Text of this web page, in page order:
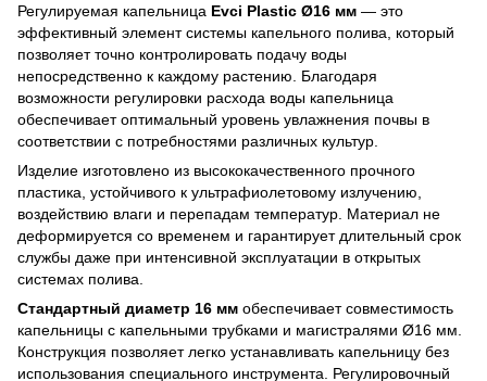
Регулируемая капельница Evci Plastic Ø16 мм — это
эффективный элемент системы капельного полива, который
позволяет точно контролировать подачу воды
непосредственно к каждому растению. Благодаря
возможности регулировки расхода воды капельница
обеспечивает оптимальный уровень увлажнения почвы в
соответствии с потребностями различных культур.
Изделие изготовлено из высококачественного прочного
пластика, устойчивого к ультрафиолетовому излучению,
воздействию влаги и перепадам температур. Материал не
деформируется со временем и гарантирует длительный срок
службы даже при интенсивной эксплуатации в открытых
системах полива.
Стандартный диаметр 16 мм обеспечивает совместимость
капельницы с капельными трубками и магистралями Ø16 мм.
Конструкция позволяет легко устанавливать капельницу без
использования специального инструмента. Регулировочный